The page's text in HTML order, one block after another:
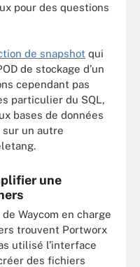
pour des questions
de snapshot qui
de stockage d’un
cependant pas
particulier du SQL,
bases de données
un autre
une
Waycom en charge
trouvent Portworx
utilisé l’interface
des fichiers